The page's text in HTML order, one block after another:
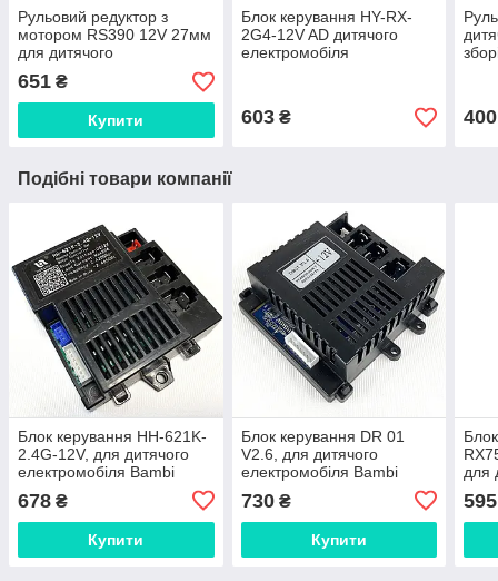
Рульовий редуктор з
мотором RS390 12V 27мм
для дитячого
651 ₴
Купити
Блок керування HY-RX-
2G4-12V AD дитячого
електромобіля
603₴ 400
Подібні товари компанії
Блок керування HH-621K-
2.4G-12V, для дитячого
електромобіля Bambi
678 ₴
Купити
Блок керування DR 01
V2.6, для дитячого
електромобіля Bambi
730₴
Купити
для
595